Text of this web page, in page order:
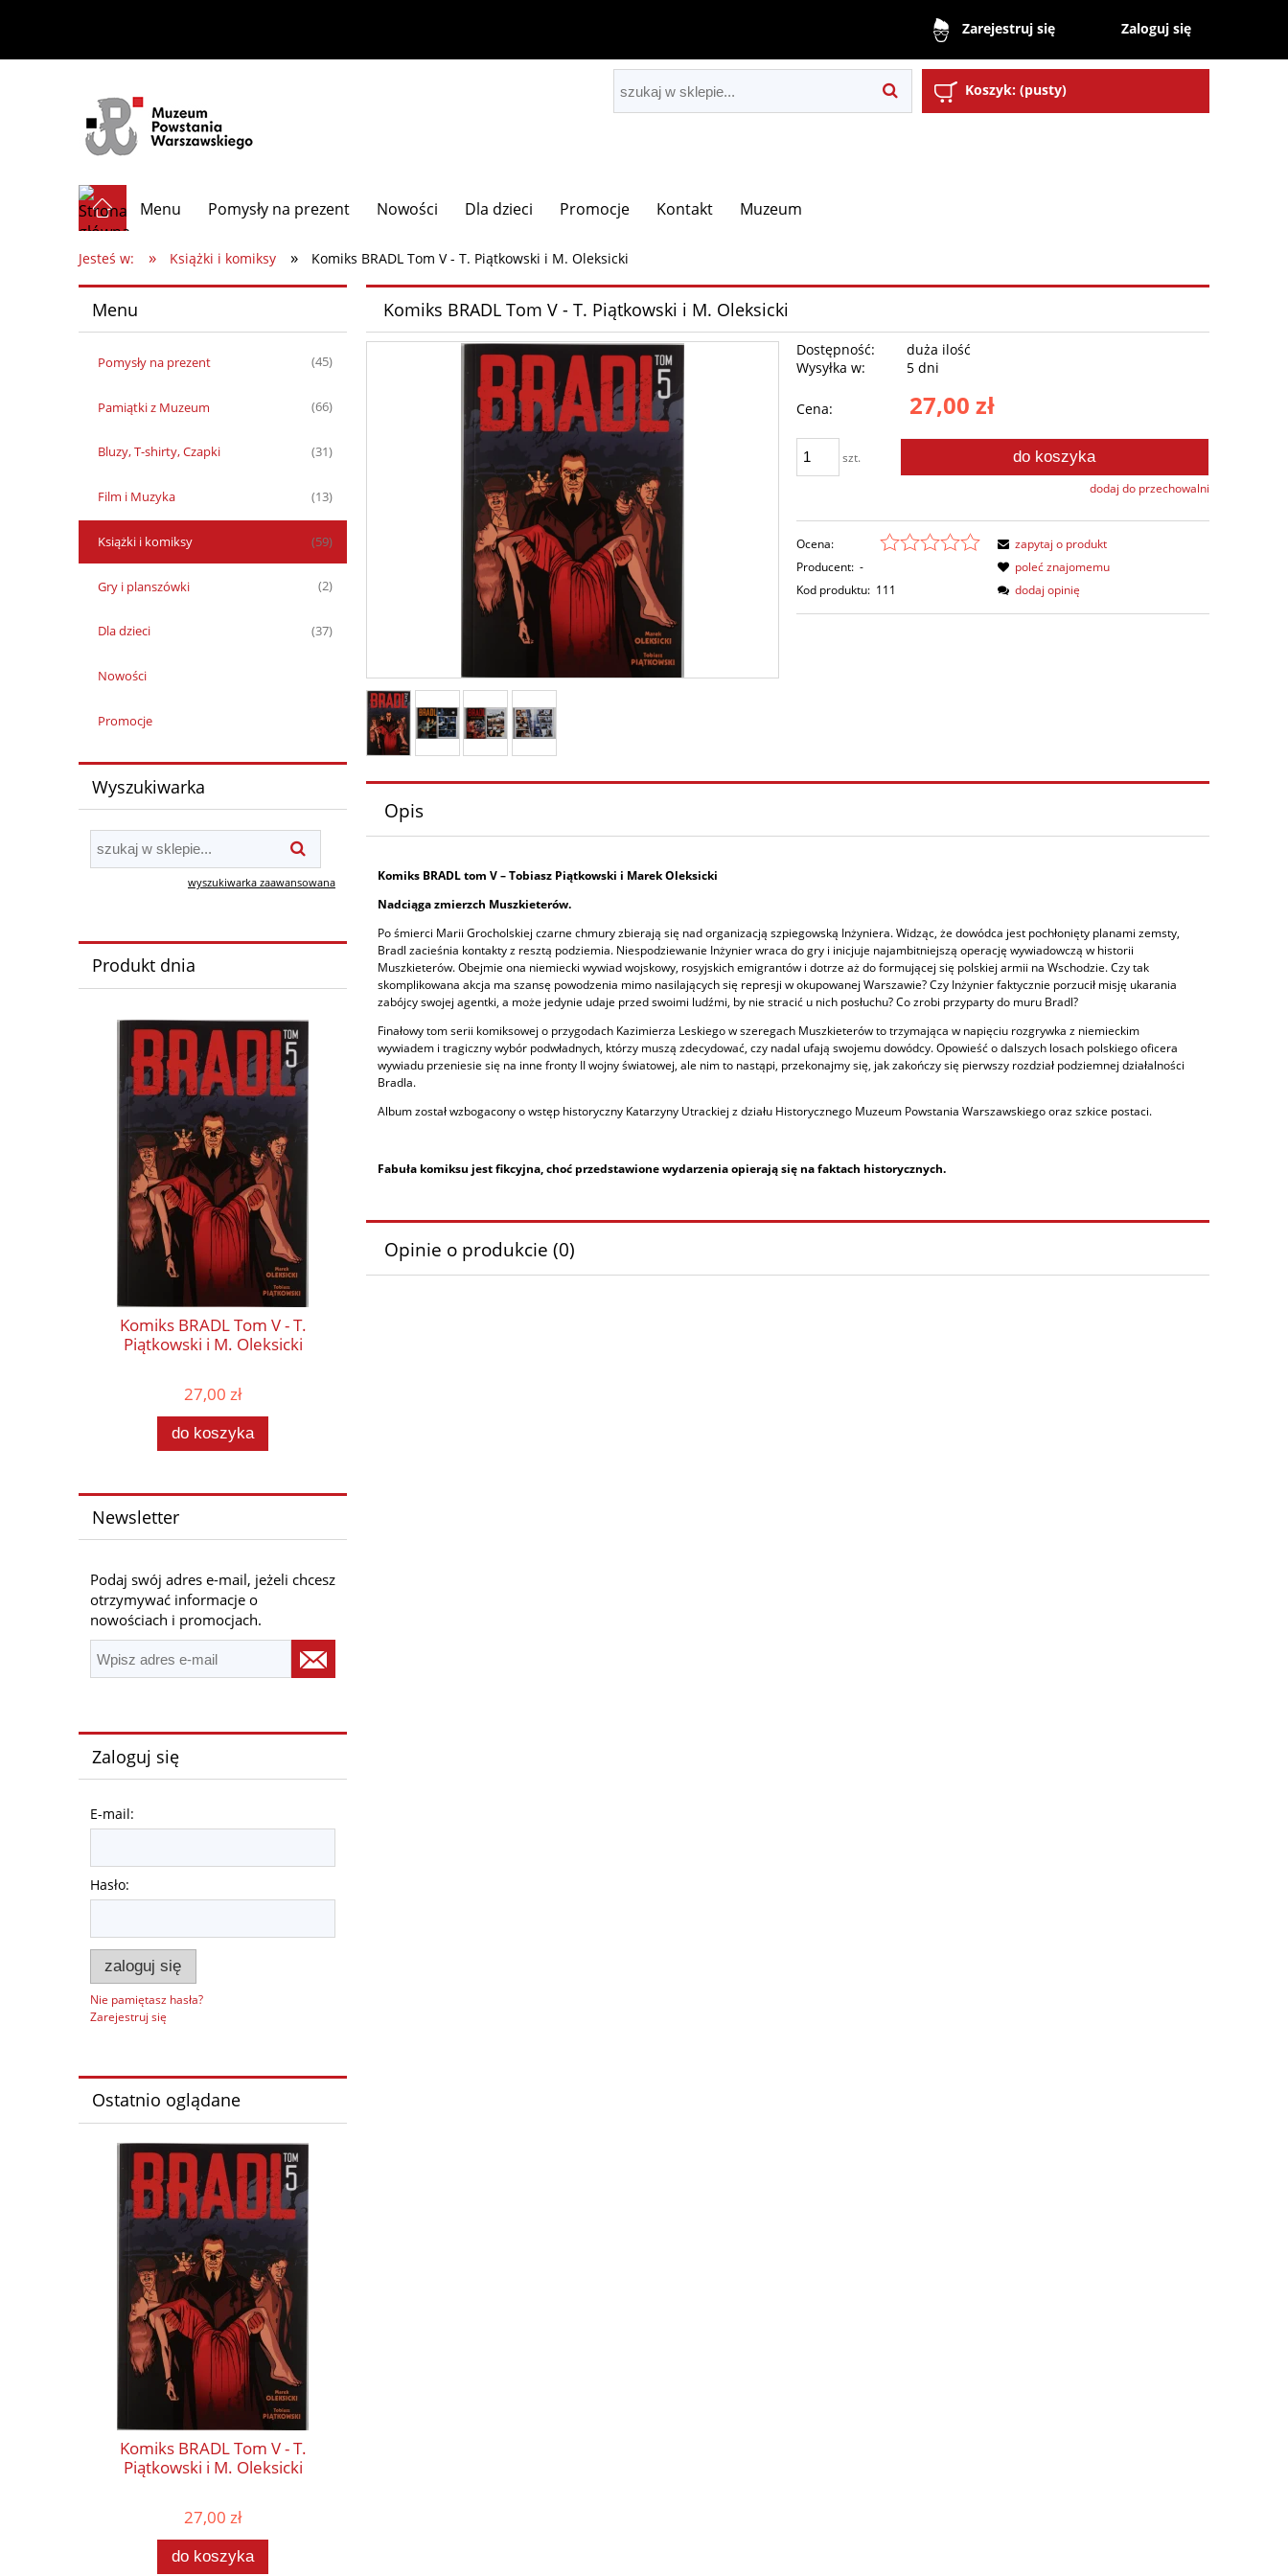
Zarejestruj się Zaloguj się
Koszyk: (pusty)
Menu Pomysły na prezent Nowości Dla dzieci Promocje Kontakt Muzeum
Jesteś w: » Książki i komiksy » Komiks BRADL Tom V - T. Piątkowski i M. Oleksicki
Menu
Pomysły na prezent (45)
Pamiątki z Muzeum (66)
Bluzy, T-shirty, Czapki (31)
Film i Muzyka (13)
Książki i komiksy (59)
Gry i planszówki (2)
Dla dzieci (37)
Nowości
Promocje
Wyszukiwarka
wyszukiwarka zaawansowana
Produkt dnia
Komiks BRADL Tom V - T.
Piątkowski i M. Oleksicki
27,00 zł
do koszyka
Newsletter
Podaj swój adres e-mail, jeżeli chcesz
otrzymywać informacje o
nowościach i promocjach.
Zaloguj się
E-mail:
Hasło:
zaloguj się
Nie pamiętasz hasła?
Zarejestruj się
Ostatnio oglądane
Komiks BRADL Tom V - T.
Piątkowski i M. Oleksicki
27,00 zł
do koszyka
Komiks BRADL Tom V - T. Piątkowski i M. Oleksicki
Dostępność:
duża ilość
Wysyłka w:
5 dni
Cena: 27,00 zł
szt. do koszyka
dodaj do przechowalni
Ocena:
Producent: -
Kod produktu: 111
zapytaj o produkt
poleć znajomemu
dodaj opinię
Opis
Komiks BRADL tom V – Tobiasz Piątkowski i Marek Oleksicki
Nadciąga zmierzch Muszkieterów.
Po śmierci Marii Grocholskiej czarne chmury zbierają się nad organizacją szpiegowską Inżyniera. Widząc, że dowódca jest pochłonięty planami zemsty,
Bradl zacieśnia kontakty z resztą podziemia. Niespodziewanie Inżynier wraca do gry i inicjuje najambitniejszą operację wywiadowczą w historii
Muszkieterów. Obejmie ona niemiecki wywiad wojskowy, rosyjskich emigrantów i dotrze aż do formującej się polskiej armii na Wschodzie. Czy tak
skomplikowana akcja ma szansę powodzenia mimo nasilających się represji w okupowanej Warszawie? Czy Inżynier faktycznie porzucił misję ukarania
zabójcy swojej agentki, a może jedynie udaje przed swoimi ludźmi, by nie stracić u nich posłuchu? Co zrobi przyparty do muru Bradl?
Finałowy tom serii komiksowej o przygodach Kazimierza Leskiego w szeregach Muszkieterów to trzymająca w napięciu rozgrywka z niemieckim
wywiadem i tragiczny wybór podwładnych, którzy muszą zdecydować, czy nadal ufają swojemu dowódcy. Opowieść o dalszych losach polskiego oficera
wywiadu przeniesie się na inne fronty II wojny światowej, ale nim to nastąpi, przekonajmy się, jak zakończy się pierwszy rozdział podziemnej działalności
Bradla.
Album został wzbogacony o wstęp historyczny Katarzyny Utrackiej z działu Historycznego Muzeum Powstania Warszawskiego oraz szkice postaci.
Fabuła komiksu jest fikcyjna, choć przedstawione wydarzenia opierają się na faktach historycznych.
Opinie o produkcie (0)